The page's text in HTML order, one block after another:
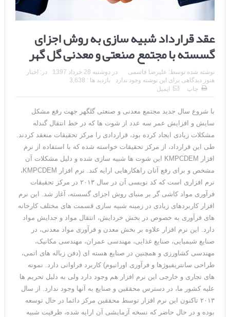
عقد قرارداد شبیه سازی به روش اجزای
گسسته با مجتمع صنعتی و معدنی گل گهر
نوشته شده توسط: علیرضا قاسمی در دوشنبه 28 خرداد 1397 در: اخبار
هنوز دیدگاهی برای این نوشته وجود ندارد
بازدید ها : 3,638
چاپ
ایمیل
با شروع سال جدید مجتمع معدنی و صنعتی گلگهر جهت رفع مشکل
سایش و افزایش عمر سه عدد از شوت ها که در خط انتقال گندله
مشکلات زیادی ایجاد کرده بود، قراردادی را مرکز تحقیقات منعقد کردند.
طی این قرارداد، از مرکز تحقیقات خواسته شده که با استفاده از نرم
افزار KMPCDEM این شوت ها شبیه سازی شده و دلیل مشکلات آن
مشخص و برای رفع آنان راهکارهایی ارایه کند. نرم افزار KMPCDEM،
نرم افزاری است که کد نویسی آن در سال ۲۰۱۳ در مرکز تحقیقات
فرآوری مواد کاشی گر بر منبای روش اجزای گسسته، آغاز شد. این نرم
افزار کاربردهای زیادی در زمینه شبیه سازی قسمت های مختلف کارخانه
های فرآوری به خصوص در بخش خردایش، انتقال مواد و جدایش مواد
دارد. این نرم افزار علاوه بر بخش معدن و فرآوری مواد معدنی، در
صنایع شیمیایی، صنایع غذایی، مهندسی عمران، مهندسی مکانیک،
مهندسی کشاورزی و همچنین در صنایع هسته ای (دفن زباله های اتمی،
طراحی سانتریفیوژها و فرآوری اورانیوم) کاربرد فراوانی دارد. نمونه
های تجاری و خارجی این نرم افزار هم وجود دارد ولی به دلیل تحریم ها
علیه کشور ما، در دسترس محققین و صنایع به آنها وجود ندارد. از سال
۲۰۱۳ تاکنون این نرم افزار توسط محققین مرکز دائما در حال توسعه
بوده و در حال حاضر که نسخه آزمایشی آن ارایه شده، ظرفیت شبیه